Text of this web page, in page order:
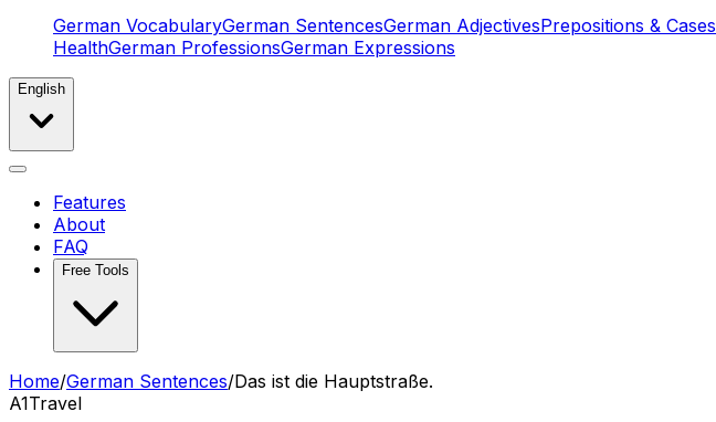
German VocabularyGerman SentencesGerman AdjectivesPrepositions & Cases
HealthGerman ProfessionsGerman Expressions
English
Features
About
FAQ
Free Tools
Home/German Sentences/Das ist die Hauptstraße.
A1Travel